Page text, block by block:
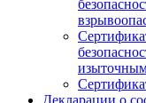
Декларации о